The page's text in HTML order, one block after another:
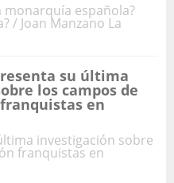
española?
/ Joan Manzano La
su última
los campos de
en
investigación sobre
franquistas en